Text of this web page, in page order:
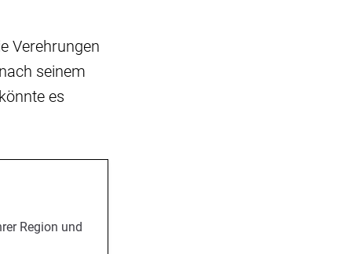
Verehrungen
seinem
es
Region und